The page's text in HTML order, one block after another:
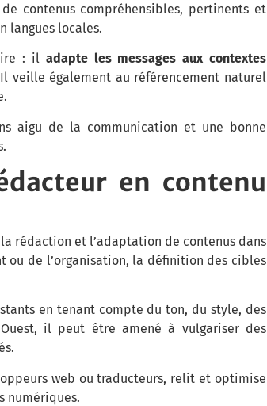
contenus compréhensibles, pertinents et
langues locales.
: il adapte les messages aux contextes
veille également au référencement naturel
aigu de la communication et une bonne
en contenu
rédaction et l’adaptation de contenus dans
ou de l’organisation, la définition des cibles
en tenant compte du ton, du style, des
il peut être amené à vulgariser des
web ou traducteurs, relit et optimise
numériques.